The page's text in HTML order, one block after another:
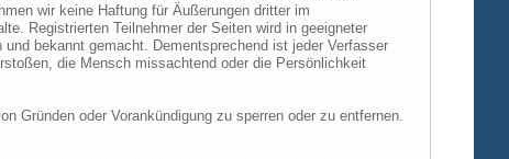
wir keine Haftung für Äußerungen dritter im
Registrierten Teilnehmer der Seiten wird in geeigneter
bekannt gemacht. Dementsprechend ist jeder Verfasser
die Mensch missachtend oder die Persönlichkeit
Gründen oder Vorankündigung zu sperren oder zu entfernen.